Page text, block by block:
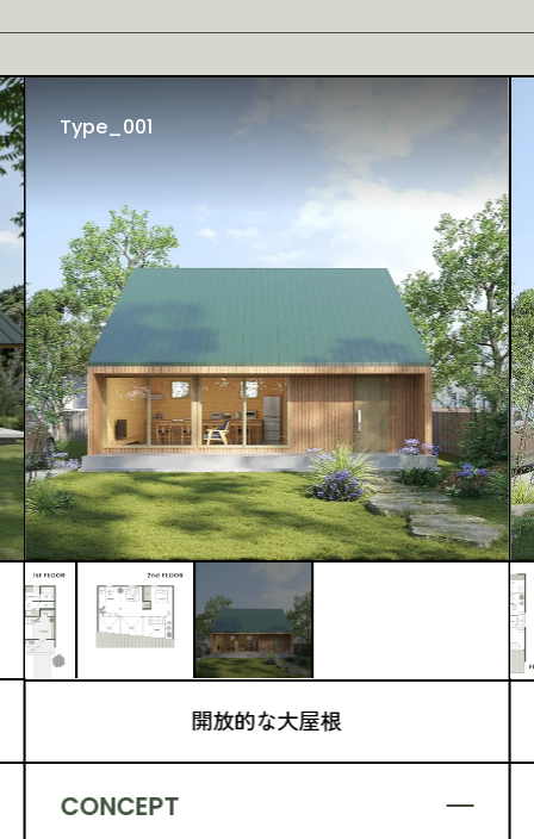
Type_001
開放的な大屋根
CONCEPT